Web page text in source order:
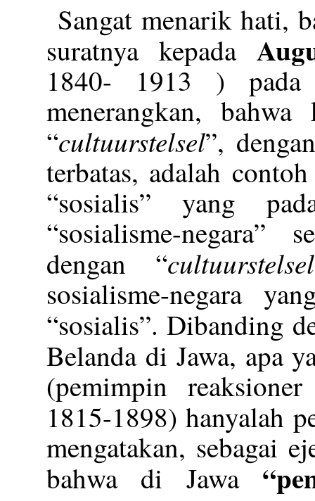
Sangat menarik hati,
suratnya kepada
1840- 1913 )
menerangkan,
“cultuurstelsel”,
terbatas, adalah
“sosialis” yang
“sosialisme-negara”
dengan “cultuurstelsel
sosialisme-negara
“sosialis”. Dibanding
Belanda di Jawa, apa
(pemimpin
1815-1898) hanyalah
mengatakan, sebagai
bahwa di Jawa